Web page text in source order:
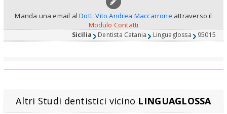
Manda una email alDott. Vito Andrea Maccarrone attraverso il
Modulo Contatti
Sicilia Dentista Catania Linguaglossa 95015
Altri Studi dentistici vicino LINGUAGLOSSA